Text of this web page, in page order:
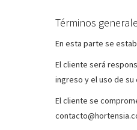
Términos
En esta parte se
El cliente será
ingreso y el uso de
El cliente se